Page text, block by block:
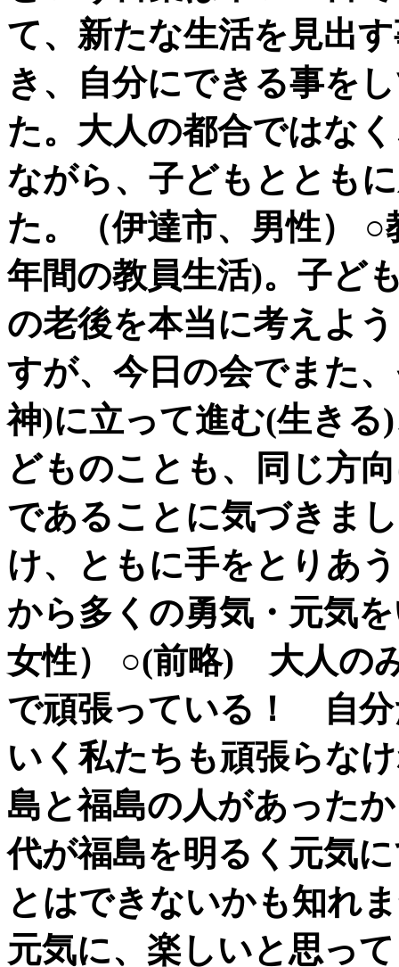
て、新たな生活を見出
き、自分にできる事を
た。大人の都合ではな
ながら、子どもととも
た。（伊達市、男性）
年間の教員生活)。子ど
の老後を本当に考えよ
すが、今日の会でまた
神)に立って進む(生きる
どものことも、同じ方
であることに気づきま
け、ともに手をとりあ
から多くの勇気・元気
女性） ○(前略) 大人の
で頑張っている！ 自分
いく私たちも頑張らな
島と福島の人があった
代が福島を明るく元気
とはできないかも知れ
元気に、楽しいと思っ